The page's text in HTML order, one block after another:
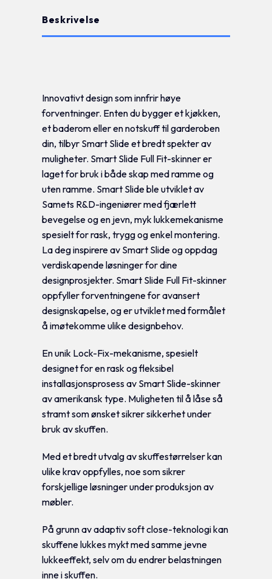
Beskrivelse
Innovativt design som innfrir høye
forventninger. Enten du bygger et kjøkken,
et baderom eller en notskuff til garderoben
din, tilbyr Smart Slide et bredt spekter av
muligheter. Smart Slide Full Fit-skinner er
laget for bruk i både skap med ramme og
uten ramme. Smart Slide ble utviklet av
Samets R&D-ingeniører med fjærlett
bevegelse og en jevn, myk lukkemekanisme
spesielt for rask, trygg og enkel montering.
La deg inspirere av Smart Slide og oppdag
verdiskapende løsninger for dine
designprosjekter. Smart Slide Full Fit-skinner
oppfyller forventningene for avansert
designskapelse, og er utviklet med formålet
å imøtekomme ulike designbehov.
En unik Lock-Fix-mekanisme, spesielt
designet for en rask og fleksibel
installasjonsprosess av Smart Slide-skinner
av amerikansk type. Muligheten til å låse så
stramt som ønsket sikrer sikkerhet under
bruk av skuffen.
Med et bredt utvalg av skuffestørrelser kan
ulike krav oppfylles, noe som sikrer
forskjellige løsninger under produksjon av
møbler.
På grunn av adaptiv soft close-teknologi kan
skuffene lukkes mykt med samme jevne
lukkeeffekt, selv om du endrer belastningen
inne i skuffen.